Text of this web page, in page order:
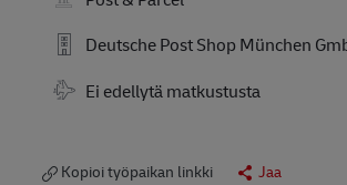
Deutsche Post Shop München
Travel Required
Ei edellytä matkustusta
Kopioi työpaikan linkki Jaa